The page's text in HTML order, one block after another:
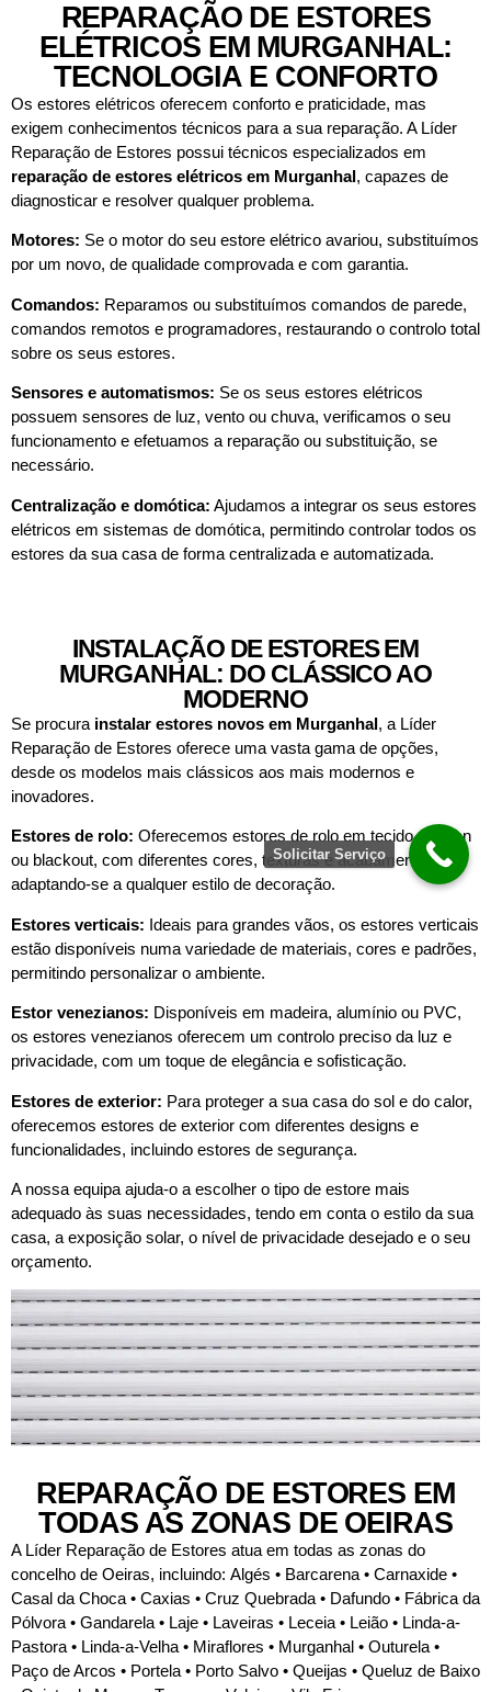
REPARAÇÃO DE ESTORES
ELÉTRICOS EM MURGANHAL:
TECNOLOGIA E CONFORTO
Os estores elétricos oferecem conforto e praticidade, mas
exigem conhecimentos técnicos para a sua reparação. A Líder
Reparação de Estores possui técnicos especializados em
reparação de estores elétricos em Murganhal, capazes de
diagnosticar e resolver qualquer problema.
Motores: Se o motor do seu estore elétrico avariou, substituímos
por um novo, de qualidade comprovada e com garantia.
Comandos: Reparamos ou substituímos comandos de parede,
comandos remotos e programadores, restaurando o controlo total
sobre os seus estores.
Sensores e automatismos: Se os seus estores elétricos
possuem sensores de luz, vento ou chuva, verificamos o seu
funcionamento e efetuamos a reparação ou substituição, se
necessário.
Centralização e domótica: Ajudamos a integrar os seus estores
elétricos em sistemas de domótica, permitindo controlar todos os
estores da sua casa de forma centralizada e automatizada.
INSTALAÇÃO DE ESTORES EM
MURGANHAL: DO CLÁSSICO AO
MODERNO
Se procura instalar estores novos em Murganhal, a Líder
Reparação de Estores oferece uma vasta gama de opções,
desde os modelos mais clássicos aos mais modernos e
inovadores.
Estores de rolo: Oferecemos estores de rolo em tecido, screen
ou blackout, com diferentes cores, texturas e acabamentos,
adaptando-se a qualquer estilo de decoração.
Estores verticais: Ideais para grandes vãos, os estores verticais
estão disponíveis numa variedade de materiais, cores e padrões,
permitindo personalizar o ambiente.
Estor venezianos: Disponíveis em madeira, alumínio ou PVC,
os estores venezianos oferecem um controlo preciso da luz e
privacidade, com um toque de elegância e sofisticação.
Estores de exterior: Para proteger a sua casa do sol e do calor,
oferecemos estores de exterior com diferentes designs e
funcionalidades, incluindo estores de segurança.
A nossa equipa ajuda-o a escolher o tipo de estore mais
adequado às suas necessidades, tendo em conta o estilo da sua
casa, a exposição solar, o nível de privacidade desejado e o seu
orçamento.
REPARAÇÃO DE ESTORES EM
TODAS AS ZONAS DE OEIRAS
A Líder Reparação de Estores atua em todas as zonas do
concelho de Oeiras, incluindo: Algés • Barcarena • Carnaxide •
Casal da Choca • Caxias • Cruz Quebrada • Dafundo • Fábrica da
Pólvora • Gandarela • Laje • Laveiras • Leceia • Leião • Linda-a-
Pastora • Linda-a-Velha • Miraflores • Murganhal • Outurela •
Paço de Arcos • Portela • Porto Salvo • Queijas • Queluz de Baixo
Solicitar Serviço